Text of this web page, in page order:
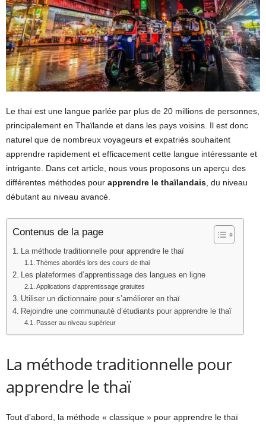
Le thaï est une langue parlée par plus de 20 millions de personnes,
principalement en Thaïlande et dans les pays voisins. Il est donc
naturel que de nombreux voyageurs et expatriés souhaitent
apprendre rapidement et efficacement cette langue intéressante et
intrigante. Dans cet article, nous vous proposons un aperçu des
différentes méthodes pour apprendre le thaïlandais , du niveau
débutant au niveau avancé.
Contenus de la page
La méthode traditionnelle pour apprendre le thaï
Thèmes abordés lors des cours de thai
Les plateformes d’apprentissage des langues en ligne
Applications d’apprentissage gratuites
Utiliser un dictionnaire pour s’améliorer en thaï
Rejoindre une communauté d’étudiants pour apprendre le thaï
Passer au niveau supérieur
La méthode traditionnelle pour
apprendre le thaï
Tout d’abord, la méthode « classique » pour apprendre le thaï